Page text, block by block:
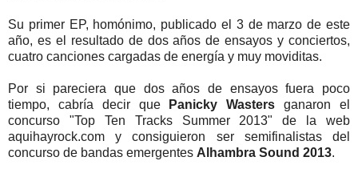
Su primer EP, homónimo, publicado el 3 de marzo de este
año, es el resultado de dos años de ensayos y conciertos,
cuatro canciones cargadas de energía y muy moviditas.
Por si pareciera que dos años de ensayos fuera poco
tiempo, cabría decir que
Panicky Wasters ganaron el
concurso "Top Ten Tracks Summer 2013" de la web
aquihayrock.com y consiguieron ser semifinalistas del
concurso de bandas emergentes Alhambra Sound 2013.